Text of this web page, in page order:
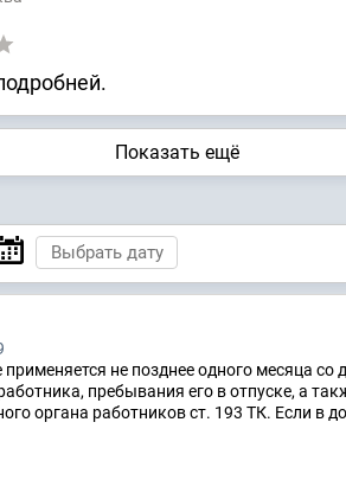
Показать ещё
не позднее одного месяца со
пребывания его в отпуске, а
органа работников ст. 193 ТК. Если в